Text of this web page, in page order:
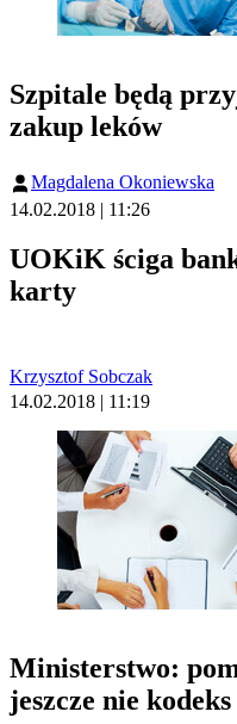
Szpitale będą
zakup leków
Magdalena Okoniewska
14.02.2018 | 11:26
UOKiK ściga
karty
Krzysztof Sobczak
14.02.2018 | 11:19
Ministerstwo:
jeszcze nie kodeks